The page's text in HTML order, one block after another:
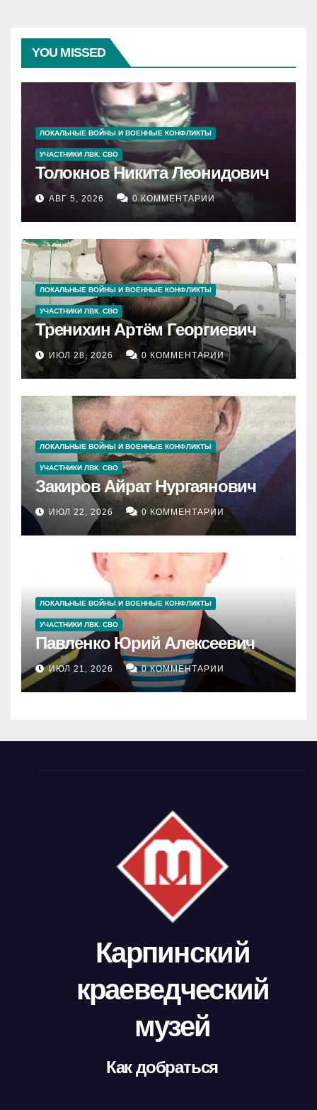
YOU MISSED
ЛОКАЛЬНЫЕ ВОЙНЫ И ВОЕННЫЕ КОНФЛИКТЫ
УЧАСТНИКИ ЛВК. СВО
Толокнов Никита Леонидович
АВГ 5, 2026 0 КОММЕНТАРИИ
ЛОКАЛЬНЫЕ ВОЙНЫ И ВОЕННЫЕ КОНФЛИКТЫ
УЧАСТНИКИ ЛВК. СВО
Тренихин Артём Георгиевич
ИЮЛ 28, 2026 0 КОММЕНТАРИИ
ЛОКАЛЬНЫЕ ВОЙНЫ И ВОЕННЫЕ КОНФЛИКТЫ
УЧАСТНИКИ ЛВК. СВО
Закиров Айрат Нургаянович
ИЮЛ 22, 2026 0 КОММЕНТАРИИ
ЛОКАЛЬНЫЕ ВОЙНЫ И ВОЕННЫЕ КОНФЛИКТЫ
УЧАСТНИКИ ЛВК. СВО
Павленко Юрий Алексеевич
ИЮЛ 21, 2026 0 КОММЕНТАРИИ
Карпинский
краеведческий
музей
Как добраться